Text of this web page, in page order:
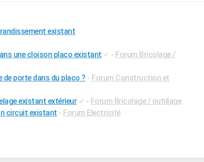
existant
une cloison placo existant ✓ - Forum Bricolage /
porte dans du placo ? - Forum Construction et
existant extérieur ✓ - Forum Bricolage / outillage
circuit existant - Forum Electricité